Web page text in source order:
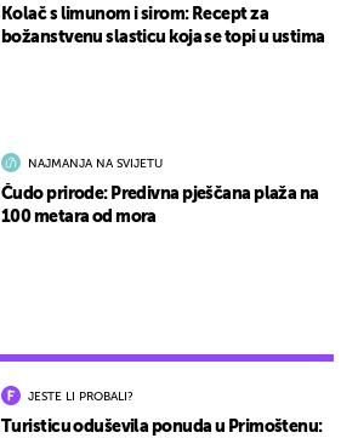
JESTE LI PROBALI?
Turisticu oduševila ponuda u Primoštenu:
Kolač s limunom i sirom: Recept za
božanstvenu slasticu koja se topi u ustima
NAJMANJA NA SVIJETU
Čudo prirode: Predivna pješčana plaža na
100 metara od mora